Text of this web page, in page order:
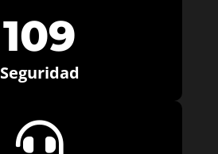
109
Seguridad